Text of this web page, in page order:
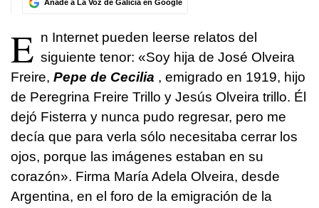
Añade a La Voz de Galicia en Google
E n Internet pueden leerse relatos del
siguiente tenor: «Soy hija de José Olveira
Freire, Pepe de Cecilia , emigrado en 1919, hijo
de Peregrina Freire Trillo y Jesús Olveira trillo. Él
dejó Fisterra y nunca pudo regresar, pero me
decía que para verla sólo necesitaba cerrar los
ojos, porque las imágenes estaban en su
corazón». Firma María Adela Olveira, desde
Argentina, en el foro de la emigración de la